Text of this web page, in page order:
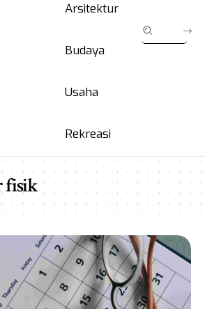
Arsitektur
Budaya
Usaha
Rekreasi
fisik